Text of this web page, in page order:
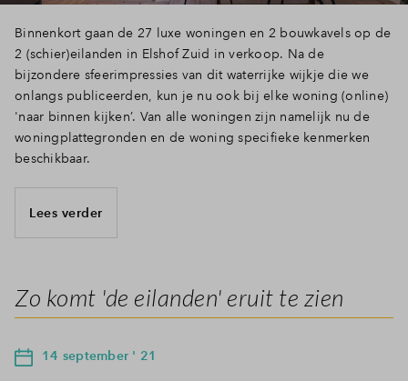
Binnenkort gaan de 27 luxe woningen en 2 bouwkavels op de
2 (schier)eilanden in Elshof Zuid in verkoop. Na de
bijzondere sfeerimpressies van dit waterrijke wijkje die we
onlangs publiceerden, kun je nu ook bij elke woning (online)
'naar binnen kijken’. Van alle woningen zijn namelijk nu de
woningplattegronden en de woning specifieke kenmerken
beschikbaar.
Lees verder
Zo komt 'de eilanden' eruit te zien
14 september ' 21